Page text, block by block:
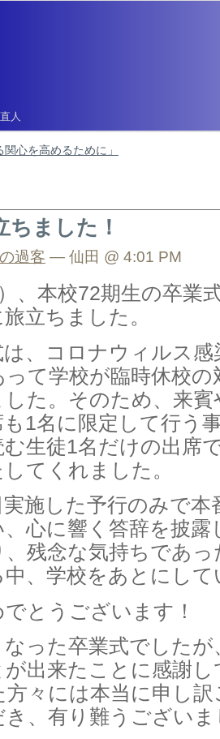
人
関心を高めるために」
ちました！
過客 — 仙田 @ 4:01 PM
、本校72期生の卒業
立ちました。
、コロナウィルス
て学校が臨時休校
た。そのため、来
1名に限定して行う
生徒1名だけの出席
てくれました。
施した予行のみで
、心に響く答辞を披
、残念な気持ちであ
中、学校をあとにし
とうございます！
った卒業式でした
出来たことに感謝
方々には本当に申し
き、有り難うござい